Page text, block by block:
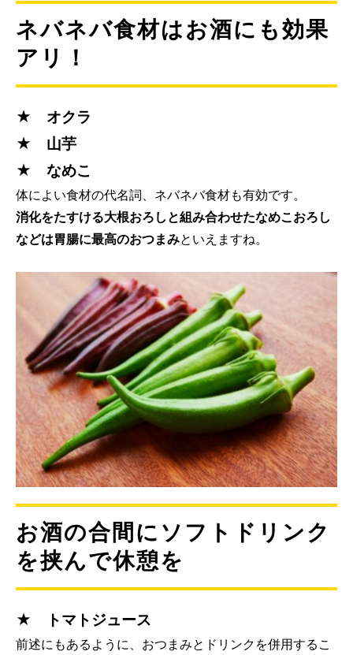
ネバネバ食材はお酒にも効果
アリ！
★ オクラ
★ 山芋
★ なめこ
体によい食材の代名詞、ネバネバ食材も有効です。
消化をたすける大根おろしと組み合わせたなめこおろし
などは胃腸に最高のおつまみといえますね。
お酒の合間にソフトドリンク
を挟んで休憩を
★ トマトジュース
前述にもあるように、おつまみとドリンクを併用するこ